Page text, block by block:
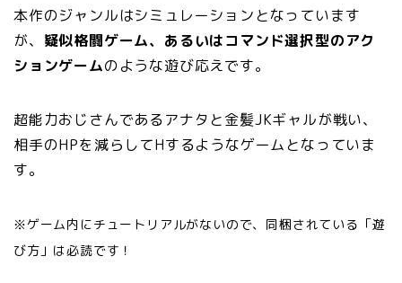
本作のジャンルはシミュレーションとなっています
が、 疑似格闘ゲーム、あるいはコマンド選択型のアク
ションゲームのような遊び応えです。
超能力おじさんであるアナタと金髪JKギャルが戦い、
相手のHPを減らしてHするようなゲームとなっていま
す。
※ゲーム内にチュートリアルがないので、同梱されている「遊
び方」は必読です！